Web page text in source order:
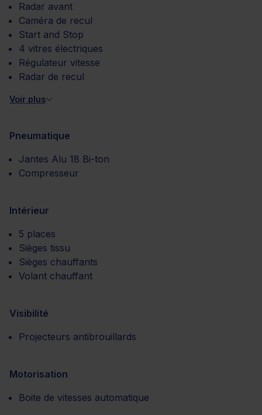
Radar avant
Caméra de recul
Start and Stop
4 vitres électriques
Régulateur vitesse
Radar de recul
Voir plus
Pneumatique
Jantes Alu 18 Bi-ton
Compresseur
Intérieur
5 places
Sièges tissu
Sièges chauffants
Volant chauffant
Visibilité
Projecteurs antibrouillards
Motorisation
Boite de vitesses automatique